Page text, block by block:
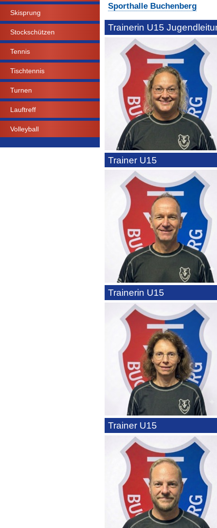
Skisprung
Stockschützen
Tennis
Tischtennis
Turnen
Lauftreff
Volleyball
Sporthalle Buchenberg
Trainerin U15
Trainer U15
Trainerin U15
Trainer U15